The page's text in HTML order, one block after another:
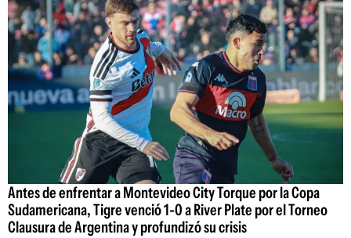
Antes de enfrentar a Montevideo City Torque por la Copa
Sudamericana, Tigre venció 1-0 a River Plate por el Torneo
Clausura de Argentina y profundizó su crisis